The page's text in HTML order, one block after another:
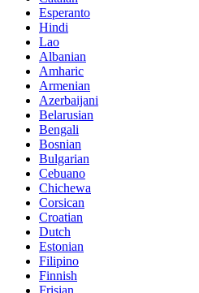
Esperanto
Hindi
Lao
Albanian
Amharic
Armenian
Azerbaijani
Belarusian
Bengali
Bosnian
Bulgarian
Cebuano
Chichewa
Corsican
Croatian
Dutch
Estonian
Filipino
Finnish
Frisian